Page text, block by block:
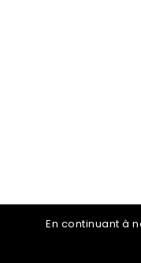
En continuant à